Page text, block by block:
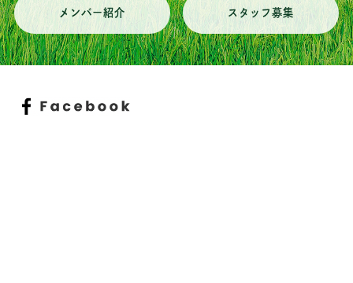
メンバー紹介 スタッフ募集